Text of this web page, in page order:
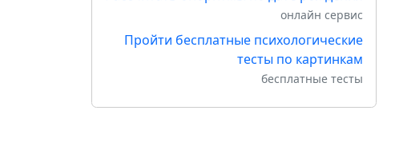
онлайн сервис
Пройти бесплатные психологические
тесты по картинкам
бесплатные тесты